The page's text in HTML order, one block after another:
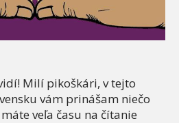
Milí pikoškári, v tejto
vám prinášam niečo
veľa času na čítanie